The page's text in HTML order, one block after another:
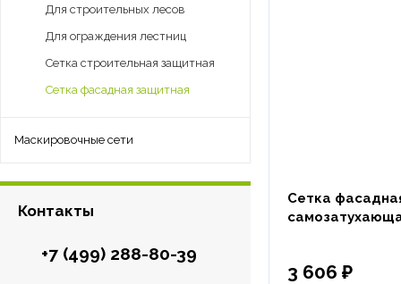
Для строительных лесов
Для ограждения лестниц
Сетка строительная защитная
Сетка фасадная защитная
Маскировочные сети
Контакты
+7 (499) 288-80-39
Сетка
3 606 ₽